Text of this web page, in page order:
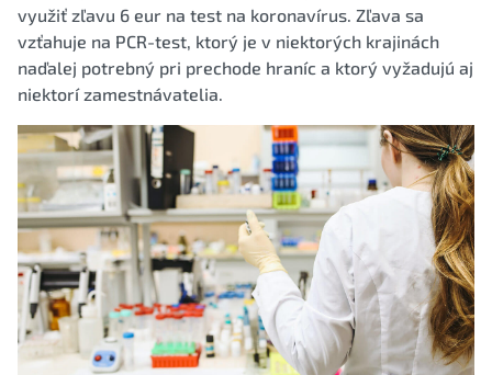
využiť zľavu 6 eur na test na koronavírus. Zľava sa
vzťahuje na PCR-test, ktorý je v niektorých krajinách
naďalej potrebný pri prechode hraníc a ktorý vyžadujú aj
niektorí zamestnávatelia.